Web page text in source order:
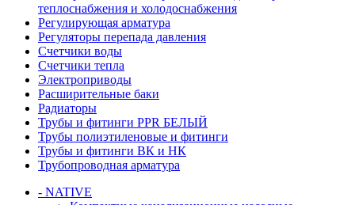
теплоснабжения и холодоснабжения
Регулирующая арматура
Регуляторы перепада давления
Счетчики воды
Счетчики тепла
Электроприводы
Расширительные баки
Радиаторы
Трубы и фитинги PPR БЕЛЫЙ
Трубы полиэтиленовые и фитинги
Трубы и фитинги ВК и НК
Трубопроводная арматура
- NATIVE